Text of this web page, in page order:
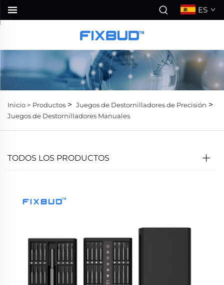
ES
Inicio > Productos > Juegos de Destornilladores de Precisión >
Juegos de Destornilladores Manuales
TODOS LOS PRODUCTOS